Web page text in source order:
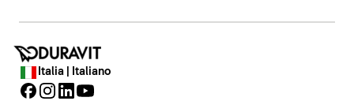
Italia | Italiano